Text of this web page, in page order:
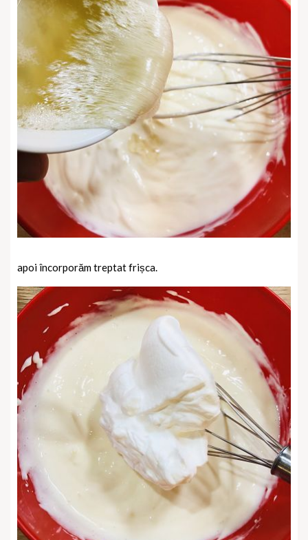
apoi încorporăm treptat frișca.